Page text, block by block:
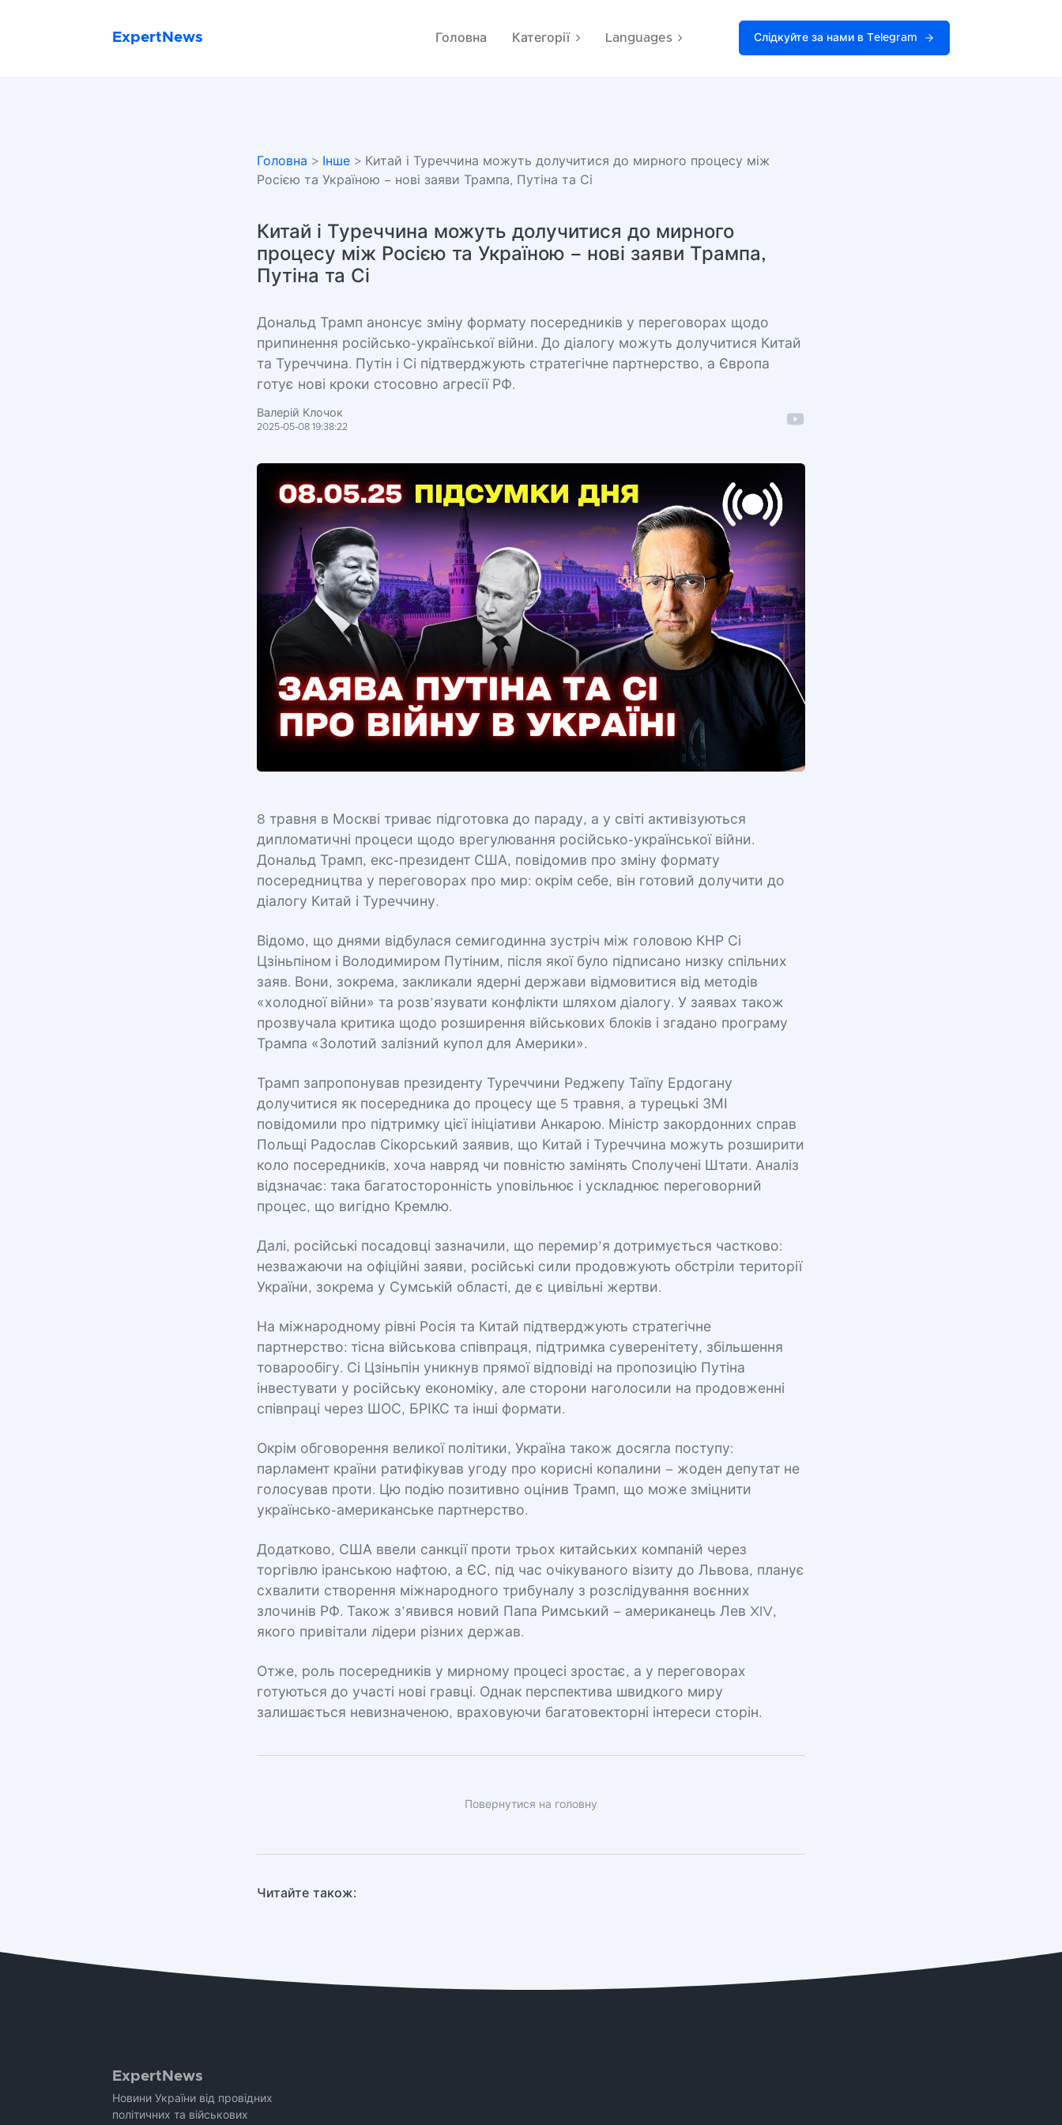
ExpertNews Головна Категорії Languages Слідкуйте за нами в Telegram
Головна > Інше > Китай і Туреччина можуть долучитися до мирного процесу між
Росією та Україною – нові заяви Трампа, Путіна та Сі
Китай і Туреччина можуть долучитися до мирного
процесу між Росією та Україною – нові заяви Трампа,
Путіна та Сі
Дональд Трамп анонсує зміну формату посередників у переговорах щодо
припинення російсько-української війни. До діалогу можуть долучитися Китай
та Туреччина. Путін і Сі підтверджують стратегічне партнерство, а Європа
готує нові кроки стосовно агресії РФ.
Валерій Клочок
2025-05-08 19:38:22
8 травня в Москві триває підготовка до параду, а у світі активізуються
дипломатичні процеси щодо врегулювання російсько-української війни.
Дональд Трамп, екс-президент США, повідомив про зміну формату
посередництва у переговорах про мир: окрім себе, він готовий долучити до
діалогу Китай і Туреччину.
Відомо, що днями відбулася семигодинна зустріч між головою КНР Сі
Цзіньпіном і Володимиром Путіним, після якої було підписано низку спільних
заяв. Вони, зокрема, закликали ядерні держави відмовитися від методів
«холодної війни» та розв’язувати конфлікти шляхом діалогу. У заявах також
прозвучала критика щодо розширення військових блоків і згадано програму
Трампа «Золотий залізний купол для Америки».
Трамп запропонував президенту Туреччини Реджепу Таїпу Ердогану
долучитися як посередника до процесу ще 5 травня, а турецькі ЗМІ
повідомили про підтримку цієї ініціативи Анкарою. Міністр закордонних справ
Польщі Радослав Сікорський заявив, що Китай і Туреччина можуть розширити
коло посередників, хоча навряд чи повністю замінять Сполучені Штати. Аналіз
відзначає: така багатосторонність уповільнює і ускладнює переговорний
процес, що вигідно Кремлю.
Далі, російські посадовці зазначили, що перемир’я дотримується частково:
незважаючи на офіційні заяви, російські сили продовжують обстріли території
України, зокрема у Сумській області, де є цивільні жертви.
На міжнародному рівні Росія та Китай підтверджують стратегічне
партнерство: тісна військова співпраця, підтримка суверенітету, збільшення
товарообігу. Сі Цзіньпін уникнув прямої відповіді на пропозицію Путіна
інвестувати у російську економіку, але сторони наголосили на продовженні
співпраці через ШОС, БРІКС та інші формати.
Окрім обговорення великої політики, Україна також досягла поступу:
парламент країни ратифікував угоду про корисні копалини – жоден депутат не
голосував проти. Цю подію позитивно оцінив Трамп, що може зміцнити
українсько-американське партнерство.
Додатково, США ввели санкції проти трьох китайських компаній через
торгівлю іранською нафтою, а ЄС, під час очікуваного візиту до Львова, планує
схвалити створення міжнародного трибуналу з розслідування воєнних
злочинів РФ. Також з’явився новий Папа Римський – американець Лев XIV,
якого привітали лідери різних держав.
Отже, роль посередників у мирному процесі зростає, а у переговорах
готуються до участі нові гравці. Однак перспектива швидкого миру
залишається невизначеною, враховуючи багатовекторні інтереси сторін.
Повернутися на головну
Читайте також:
ExpertNews
Новини України від провідних
політичних та військових